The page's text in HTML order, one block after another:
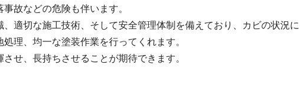
故などの危険も伴います。
適切な施工技術、そして安全管理体制を備えており、カビの状況に
理、均一な塗装作業を行ってくれます。
せ、長持ちさせることが期待できます。